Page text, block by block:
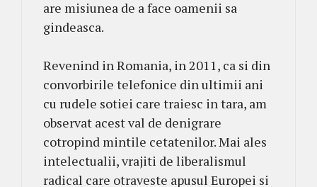
are misiunea de a face oamenii sa
gindeasca.
Revenind in Romania, in 2011, ca si din
convorbirile telefonice din ultimii ani
cu rudele sotiei care traiesc in tara, am
observat acest val de denigrare
cotropind mintile cetatenilor. Mai ales
intelectualii, vrajiti de liberalismul
radical care otraveste apusul Europei si